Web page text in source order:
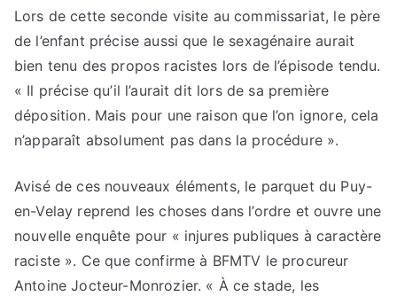
Lors de cette seconde visite au commissariat, le père
de l’enfant précise aussi que le sexagénaire aurait
bien tenu des propos racistes lors de l’épisode tendu.
« Il précise qu’il l’aurait dit lors de sa première
déposition. Mais pour une raison que l’on ignore, cela
n’apparaît absolument pas dans la procédure ».
Avisé de ces nouveaux éléments, le parquet du Puy-
en-Velay reprend les choses dans l’ordre et ouvre une
nouvelle enquête pour « injures publiques à caractère
raciste ». Ce que confirme à BFMTV le procureur
Antoine Jocteur-Monrozier. « À ce stade, les